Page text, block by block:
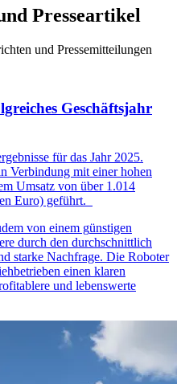
Presseartikel
und Pressemitteilungen
Geschäftsjahr
für das Jahr 2025.
Verbindung mit einer hohen
Umsatz von über 1.014
Euro) geführt.
von einem günstigen
durch den durchschnittlich
starke Nachfrage. Die Roboter
einen klaren
und lebenswerte